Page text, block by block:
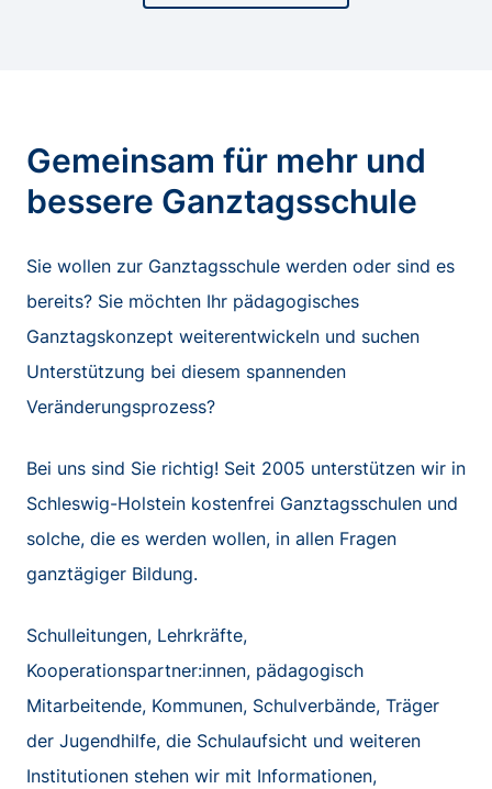
Gemeinsam für mehr und
bessere Ganztagsschule
Sie wollen zur Ganztagsschule werden oder sind es
bereits? Sie möchten Ihr pädagogisches
Ganztagskonzept weiterentwickeln und suchen
Unterstützung bei diesem spannenden
Veränderungsprozess?
Bei uns sind Sie richtig! Seit 2005 unterstützen wir in
Schleswig-Holstein kostenfrei Ganztagsschulen und
solche, die es werden wollen, in allen Fragen
ganztägiger Bildung.
Schulleitungen, Lehrkräfte,
Kooperationspartner:innen, pädagogisch
Mitarbeitende, Kommunen, Schulverbände, Träger
der Jugendhilfe, die Schulaufsicht und weiteren
Institutionen stehen wir mit Informationen,